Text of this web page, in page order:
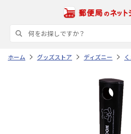
ホーム グッズストア ディズニー